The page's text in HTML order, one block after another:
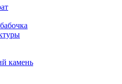
камень